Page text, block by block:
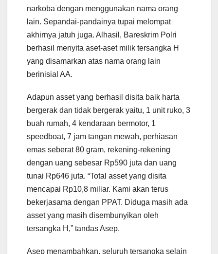
narkoba dengan menggunakan nama orang
lain. Sepandai-pandainya tupai melompat
akhirnya jatuh juga. Alhasil, Bareskrim Polri
berhasil menyita aset-aset milik tersangka H
yang disamarkan atas nama orang lain
berinisial AA.
Adapun asset yang berhasil disita baik harta
bergerak dan tidak bergerak yaitu, 1 unit ruko, 3
buah rumah, 4 kendaraan bermotor, 1
speedboat, 7 jam tangan mewah, perhiasan
emas seberat 80 gram, rekening-rekening
dengan uang sebesar Rp590 juta dan uang
tunai Rp646 juta. “Total asset yang disita
mencapai Rp10,8 miliar. Kami akan terus
bekerjasama dengan PPAT. Diduga masih ada
asset yang masih disembunyikan oleh
tersangka H,” tandas Asep.
Asep menambahkan, seluruh tersangka selain